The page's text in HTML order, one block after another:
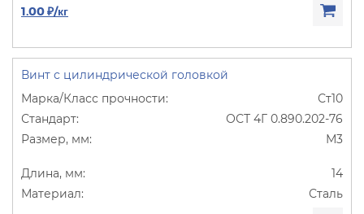
1.00 ₽/кг
Винт с цилиндрической головкой
Ст10
ОСТ 4Г 0.890.202-76
М3
14
Сталь